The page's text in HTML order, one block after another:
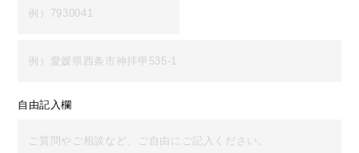
自由記入欄